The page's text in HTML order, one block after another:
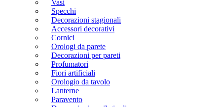
Vasi
Specchi
Decorazioni stagionali
Accessori decorativi
Cornici
Orologi da parete
Decorazioni per pareti
Profumatori
Fiori artificiali
Orologio da tavolo
Lanterne
Paravento